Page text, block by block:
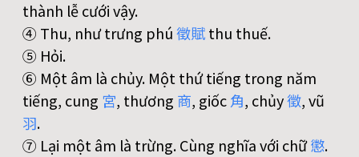
thành lễ cưới vậy.
④ Thu, như trưng phú徵賦thu thuế.
⑤ Hỏi.
⑥ Một âm là chủy. Một thứ tiếng trong năm
tiếng, cung 宮, thương 商, giốc角, chủy徵, vũ
羽.
⑦ Lại một âm là trừng. Cùng nghĩa với chữ懲.